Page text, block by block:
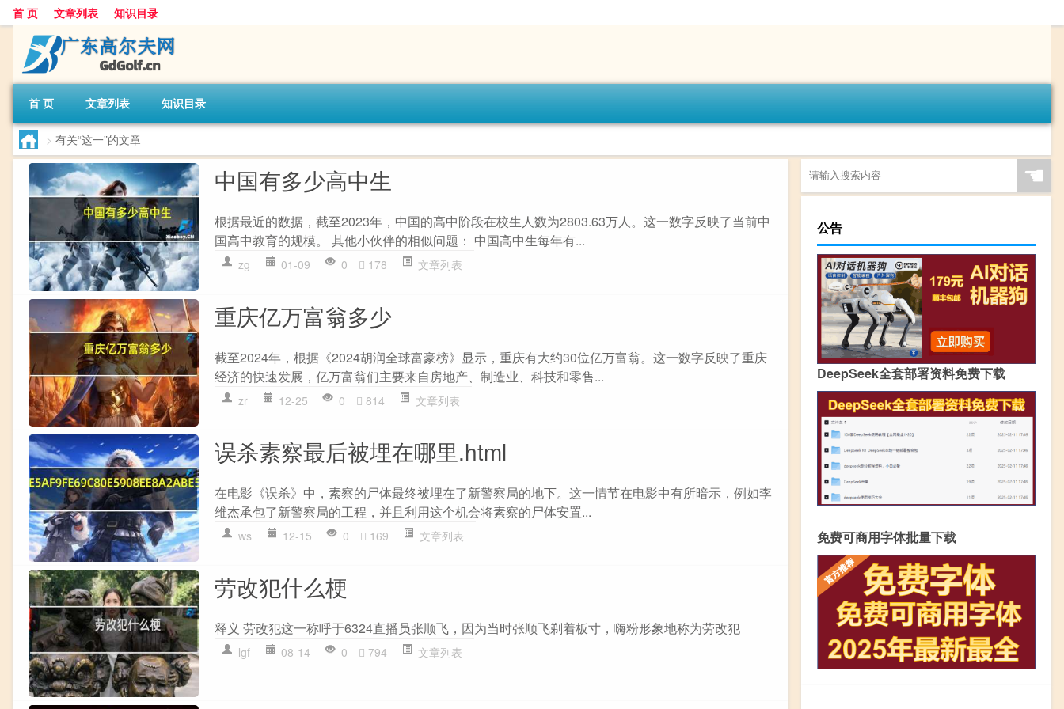
首 页 文章列表 知识目录
首 页 文章列表 知识目录
> 有关“这一”的文章
中国有多少高中生
根据最近的数据，截至2023年，中国的高中阶段在校生人数为2803.63万人。这一数字反映了当前中
国高中教育的规模。 其他小伙伴的相似问题： 中国高中生每年有...
zg 01-09 0 178 文章列表
重庆亿万富翁多少
截至2024年，根据《2024胡润全球富豪榜》显示，重庆有大约30位亿万富翁。这一数字反映了重庆
经济的快速发展，亿万富翁们主要来自房地产、制造业、科技和零售...
zr 12-25 0 814 文章列表
误杀素察最后被埋在哪里.html
在电影《误杀》中，素察的尸体最终被埋在了新警察局的地下。这一情节在电影中有所暗示，例如李
维杰承包了新警察局的工程，并且利用这个机会将素察的尸体安置...
ws 12-15 0 169 文章列表
劳改犯什么梗
释义 劳改犯这一称呼于6324直播员张顺飞，因为当时张顺飞剃着板寸，嗨粉形象地称为劳改犯‌‌‌‌‌‌‌‌‌‌‌
lgf 08-14 0 794 文章列表
☚
公告
DeepSeek全套部署资料免费下载
免费可商用字体批量下载